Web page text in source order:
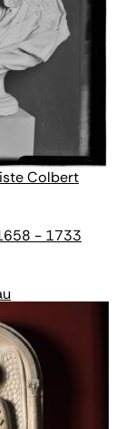
Colbert
- 1733